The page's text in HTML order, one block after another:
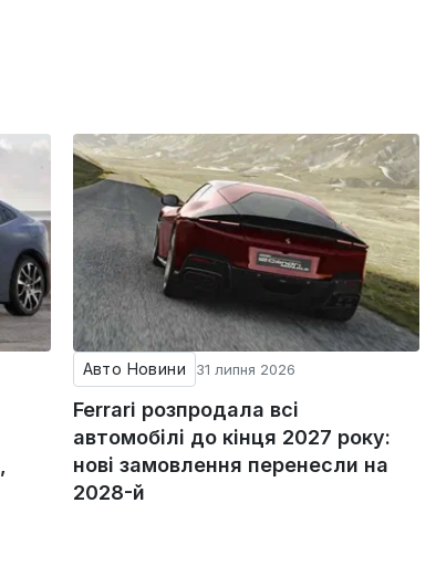
Авто Новини 31 липня 2026
Ferrari розпродала всі
автомобілі до кінця 2027 року:
нові замовлення перенесли на
2028-й